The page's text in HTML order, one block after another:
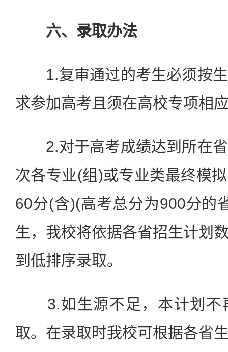
六、录取办法
1.复审通过的考生必须按生
求参加高考且须在高校专项相
2.对于高考成绩达到所在省
次各专业(组)或专业类最终模
60分(含)(高考总分为900分的
生，我校将依据各省招生计划
到低排序录取。
3.如生源不足，本计划不
取。在录取时我校可根据各省